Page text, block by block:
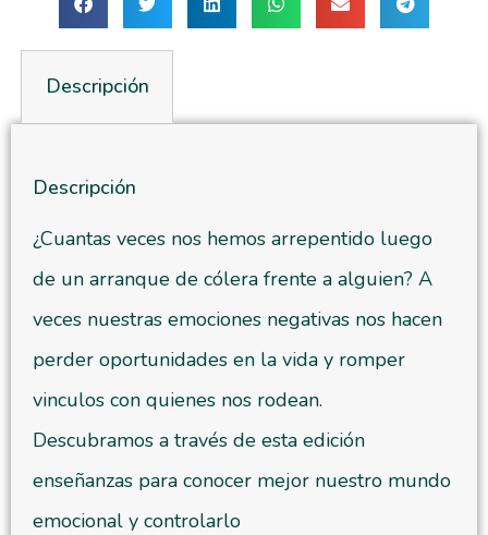
Descripción
Descripción
¿Cuantas veces nos hemos arrepentido luego
de un arranque de cólera frente a alguien? A
veces nuestras emociones negativas nos hacen
perder oportunidades en la vida y romper
vinculos con quienes nos rodean.
Descubramos a través de esta edición
enseñanzas para conocer mejor nuestro mundo
emocional y controlarlo